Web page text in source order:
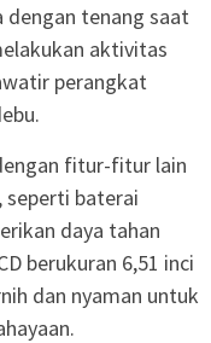
dengan tenang saat
aktivitas
perangkat
fitur-fitur lain
baterai
daya tahan
berukuran 6,51 inci
dan nyaman untuk